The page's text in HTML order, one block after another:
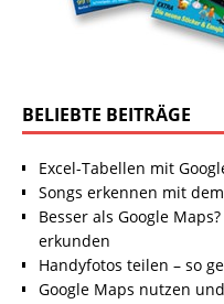
BELIEBTE BEITRÄGE
Excel-Tabellen mit
Songs erkennen mit
Besser als Google
erkunden
Handyfotos teilen – so
Google Maps nutzen